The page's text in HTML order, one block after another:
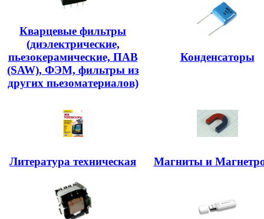
Кварцевые фильтры
(диэлектрические,
пьезокерамические, ПАВ
(SAW), ФЭМ, фильтры из
других пьезоматериалов)
Конденсаторы
Литература техническая Магниты и